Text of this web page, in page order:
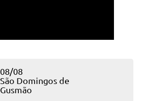
08/08
São Domingos de
Gusmão